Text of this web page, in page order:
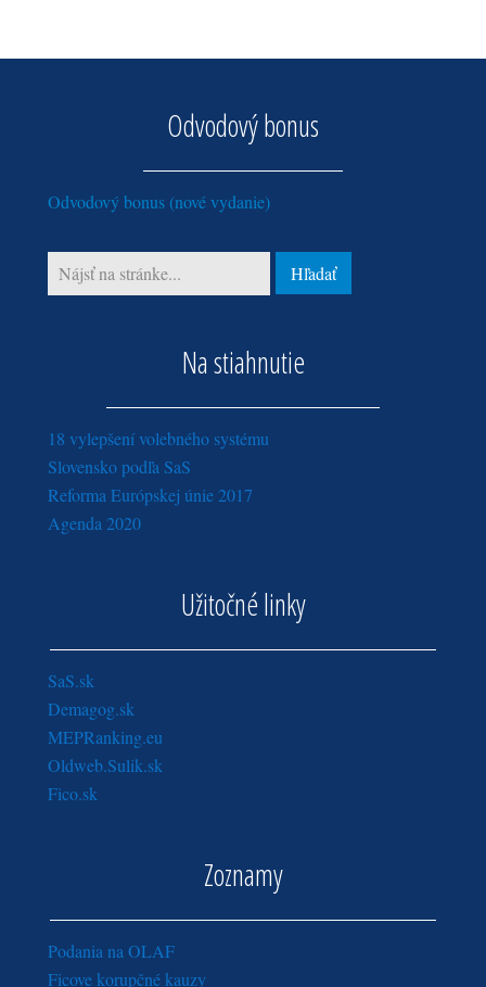
Odvodový bonus
Odvodový bonus (nové vydanie)
Na stiahnutie
18 vylepšení volebného systému
Slovensko podľa SaS
Reforma Európskej únie 2017
Agenda 2020
Užitočné linky
SaS.sk
Demagog.sk
MEPRanking.eu
Oldweb.Sulik.sk
Fico.sk
Zoznamy
Podania na OLAF
Ficove korupčné kauzy